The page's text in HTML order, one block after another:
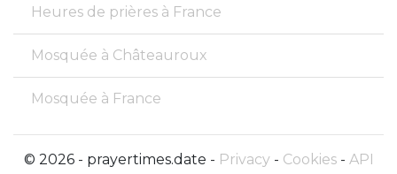
Heures de prières à France
Mosquée à Châteauroux
Mosquée à France
© 2026 - prayertimes.date - Privacy- Cookies- API